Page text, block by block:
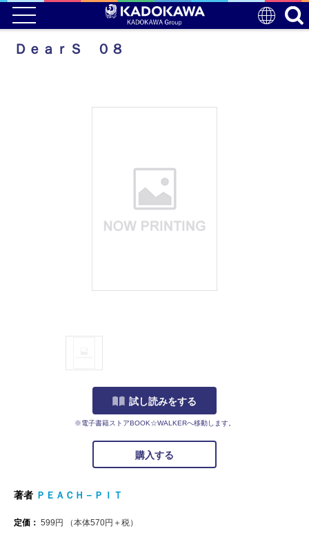
ＤｅａｒＳ ０８
試し読みをする
※電子書籍ストアBOOK☆WALKERへ移動します。
購入する
著者 ＰＥＡＣＨ－ＰＩＴ
定価： 599 円 （本体570円＋税）